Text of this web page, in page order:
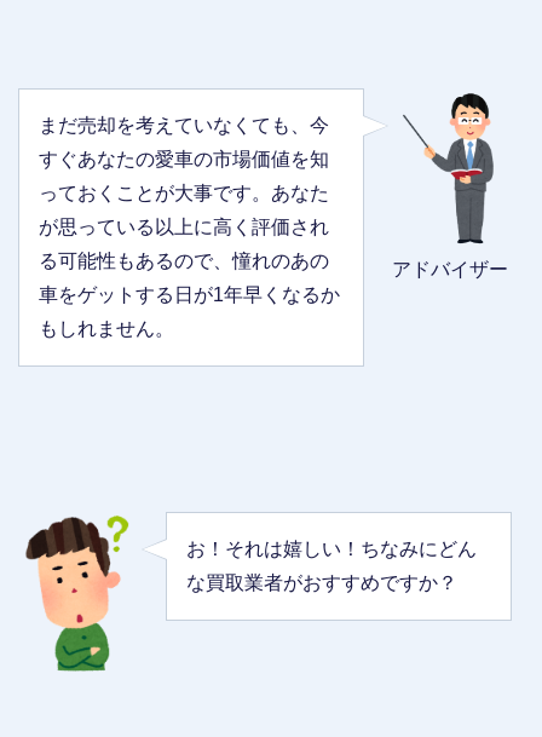
アドバイザー
まだ売却を考えていなくても、今
すぐあなたの愛車の市場価値を知
っておくことが大事です。あなた
が思っている以上に高く評価され
る可能性もあるので、憧れのあの
車をゲットする日が1年早くなるか
もしれません。
お！それは嬉しい！ちなみにどん
な買取業者がおすすめですか？